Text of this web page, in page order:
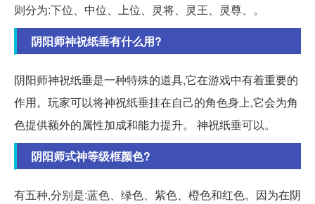
则分为:下位、中位、上位、灵将、灵王、灵尊、。
阴阳师神祝纸垂有什么用?
阴阳师神祝纸垂是一种特殊的道具,它在游戏中有着重要的
作用。玩家可以将神祝纸垂挂在自己的角色身上,它会为角
色提供额外的属性加成和能力提升。 神祝纸垂可以。
阴阳师式神等级框颜色?
有五种,分别是:蓝色、绿色、紫色、橙色和红色。因为在阴